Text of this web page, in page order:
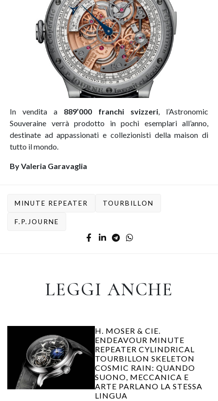
In vendita a 889’000 franchi svizzeri, l’Astronomic
Souveraine verrà prodotto in pochi esemplari all’anno,
destinate ad appassionati e collezionisti della maison di
tutto il mondo.
By Valeria Garavaglia
MINUTE REPEATER TOURBILLON
F.P.JOURNE
LEGGI ANCHE
H. MOSER & CIE.
ENDEAVOUR MINUTE
REPEATER CYLINDRICAL
TOURBILLON SKELETON
COSMIC RAIN: QUANDO
SUONO, MECCANICA E
ARTE PARLANO LA STESSA
LINGUA